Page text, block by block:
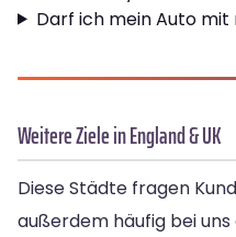
Darf ich mein Auto
Weitere Ziele in England & UK
Diese Städte fragen
außerdem häufig bei uns